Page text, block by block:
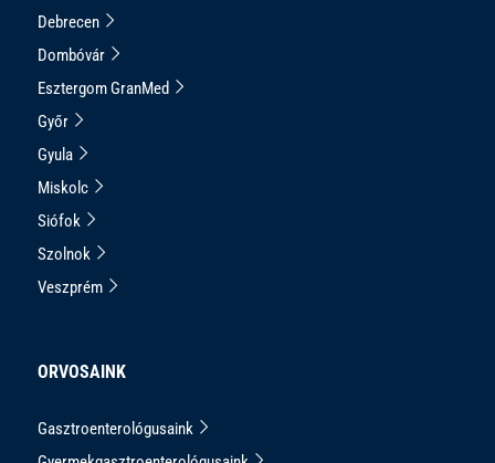
Debrecen
Dombóvár
Esztergom GranMed
Győr
Gyula
Miskolc
Siófok
Szolnok
Veszprém
ORVOSAINK
Gasztroenterológusaink